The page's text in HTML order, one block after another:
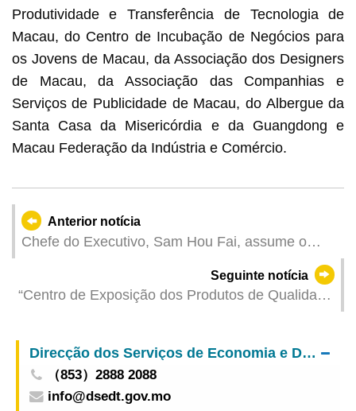
Produtividade e Transferência de Tecnologia de
Macau, do Centro de Incubação de Negócios para
os Jovens de Macau, da Associação dos Designers
de Macau, da Associação das Companhias e
Serviços de Publicidade de Macau, do Albergue da
Santa Casa da Misericórdia e da Guangdong e
Macau Federação da Indústria e Comércio.
Anterior notícia
Chefe do Executivo, Sam Hou Fai, assume o
cargo de Chefe da Comissão de Gestão da Zona
Seguinte notícia
“Centro de Exposição dos Produtos de Qualidade
Ano Novo Lunar e cooperará pela primeira vez
com o Embaixador “Pou Kong Ieng” para festejar
o Ano Novo Lunar
Direcção dos Serviços de Economia e Desenvolvimento Tecnológico
（853）2888 2088
info@dsedt.gov.mo